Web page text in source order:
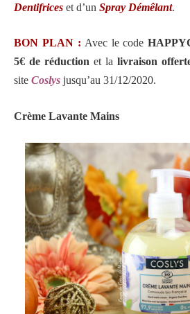
Dentifrices et d’un Spray Démêlant.
BON PLAN : Avec le code
5€ de réduction et la livraison
site Coslys jusqu’au 31/12/2020.
Crème Lavante Mains